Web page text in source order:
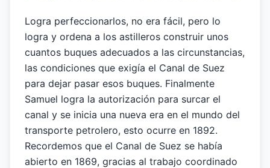
Logra perfeccionarlos, no era fácil, pero lo
logra y ordena a los astilleros construir unos
cuantos buques adecuados a las circunstancias,
las condiciones que exigía el Canal de Suez
para dejar pasar esos buques. Finalmente
Samuel logra la autorización para surcar el
canal y se inicia una nueva era en el mundo del
transporte petrolero, esto ocurre en 1892.
Recordemos que el Canal de Suez se había
abierto en 1869, gracias al trabajo coordinado